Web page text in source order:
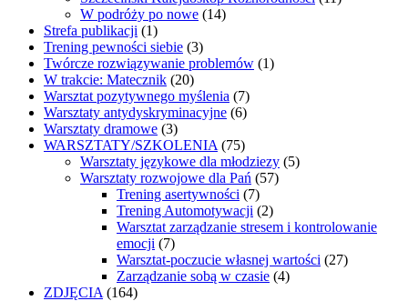
W podróży po nowe (14)
Strefa publikacji (1)
Trening pewności siebie (3)
Twórcze rozwiązywanie problemów (1)
W trakcie: Matecznik (20)
Warsztat pozytywnego myślenia (7)
Warsztaty antydyskryminacyjne (6)
Warsztaty dramowe (3)
WARSZTATY/SZKOLENIA (75)
Warsztaty językowe dla młodziezy (5)
Warsztaty rozwojowe dla Pań (57)
Trening asertywności (7)
Trening Automotywacji (2)
Warsztat zarządzanie stresem i kontrolowanie
emocji (7)
Warsztat-poczucie własnej wartości (27)
Zarządzanie sobą w czasie (4)
ZDJĘCIA (164)